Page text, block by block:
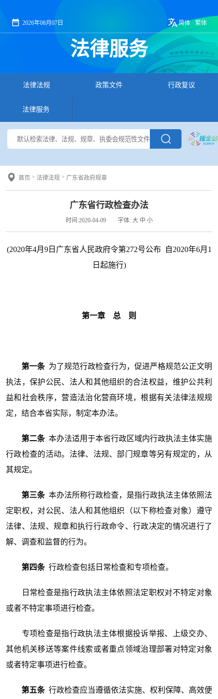
法律服务
2026年08月07日 简体 繁体
法律法规 政策文件 行政复议
法律服务
首页 > 法律法规 > 广东省政府规章
广东省行政检查办法
时间:2020-04-09 字体: 大 中 小
(2020年4月9日广东省人民政府令第272号公布 自2020年6月1
日起施行)
第一章 总 则
第一条 为了规范行政检查行为，促进严格规范公正文明
执法，保护公民、法人和其他组织的合法权益，维护公共利
益和社会秩序，营造法治化营商环境，根据有关法律法规规
定，结合本省实际，制定本办法。
第二条 本办法适用于本省行政区域内行政执法主体实施
行政检查的活动。法律、法规、部门规章等另有规定的，从
其规定。
第三条 本办法所称行政检查，是指行政执法主体依照法
定职权，对公民、法人和其他组织（以下称检查对象）遵守
法律、法规、规章和执行行政命令、行政决定的情况进行了
解、调查和监督的行为。
第四条 行政检查包括日常检查和专项检查。
日常检查是指行政执法主体依照法定职权对不特定对象
或者不特定事项进行检查。
专项检查是指行政执法主体根据投诉举报、上级交办、
其他机关移送等案件线索或者重点领域治理部署对特定对象
或者特定事项进行检查。
第五条 行政检查应当遵循依法实施、权利保障、高效便